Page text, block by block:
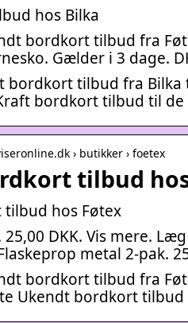
hos Bilka
bordkort tilbud fra
Gælder i 3 dage.
bordkort tilbud fra Bilka
bordkort tilbud til de
› butikker › foetex
tilbud
hos Føtex
DKK. Vis mere.
metal 2-pak.
bordkort tilbud fra
Ukendt bordkort tilbud